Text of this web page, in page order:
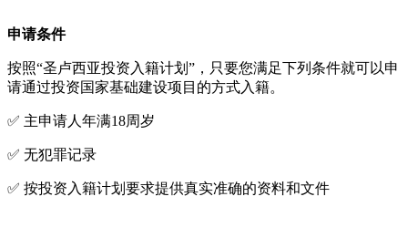
申请条件
按照“圣卢西亚投资入籍计划”，只要您满足下列条件就可以申
请通过投资国家基础建设项目的方式入籍。
✅ 主申请人年满18周岁
✅ 无犯罪记录
✅ 按投资入籍计划要求提供真实准确的资料和文件